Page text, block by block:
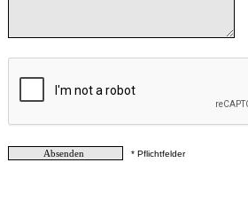
* Pflichtfelder